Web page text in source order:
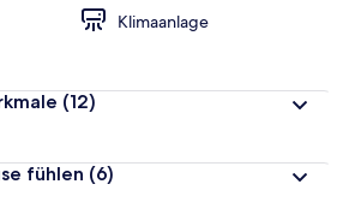
Klimaanlage
(12)
fühlen (6)